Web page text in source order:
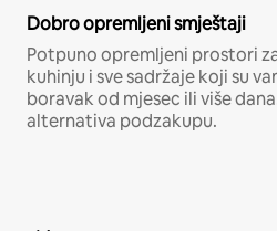
Dobro opremljeni smještaji
Potpuno opremljeni prostori
kuhinju i sve sadržaje koji su
boravak od mjesec ili više
alternativa podzakupu.